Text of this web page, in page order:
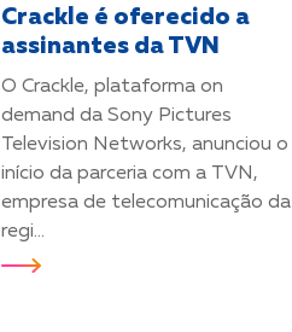
Crackle é oferecido a
assinantes da TVN
O Crackle, plataforma on
demand da Sony Pictures
Television Networks, anunciou o
início da parceria com a TVN,
empresa de telecomunicação da
regi...